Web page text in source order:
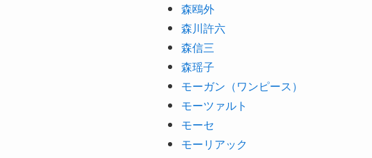
森鴎外
森川許六
森信三
森瑶子
モーガン（ワンピース）
モーツァルト
モーセ
モーリアック